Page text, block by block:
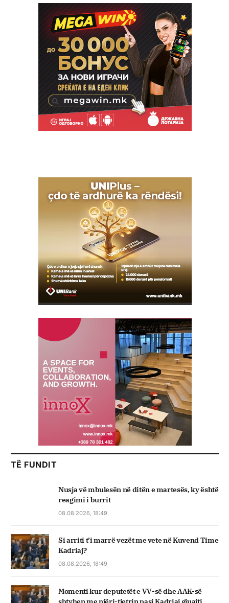
TË FUNDIT
Nusja vë mbulesën në ditën e martesës, ky është
reagimi i burrit
08.08.2026, 18:49
Si arriti t’i marrë vezët me vete në Kuvend Time
Kadriaj?
08.08.2026, 18:49
Momenti kur deputetët e VV-së dhe AAK-së